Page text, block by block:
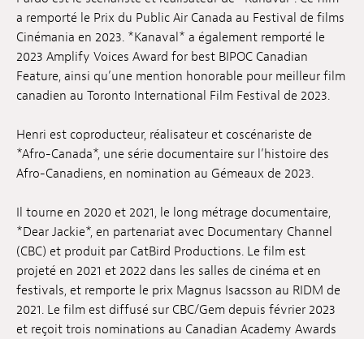
a remporté le Prix du Public Air Canada au Festival de films
Cinémania en 2023. *Kanaval* a également remporté le
2023 Amplify Voices Award for best BIPOC Canadian
Feature, ainsi qu’une mention honorable pour meilleur film
canadien au Toronto International Film Festival de 2023.
Henri est coproducteur, réalisateur et coscénariste de
*Afro-Canada*, une série documentaire sur l’histoire des
Afro-Canadiens, en nomination au Gémeaux de 2023.
Il tourne en 2020 et 2021, le long métrage documentaire,
*Dear Jackie*, en partenariat avec Documentary Channel
(CBC) et produit par CatBird Productions. Le film est
projeté en 2021 et 2022 dans les salles de cinéma et en
festivals, et remporte le prix Magnus Isacsson au RIDM de
2021. Le film est diffusé sur CBC/Gem depuis février 2023
et reçoit trois nominations au Canadian Academy Awards